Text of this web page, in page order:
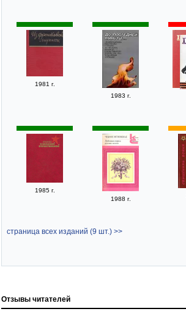
1981 г.
1983 г.
1985 г.
1988 г.
страница всех изданий (9 шт.) >>
Отзывы читателей